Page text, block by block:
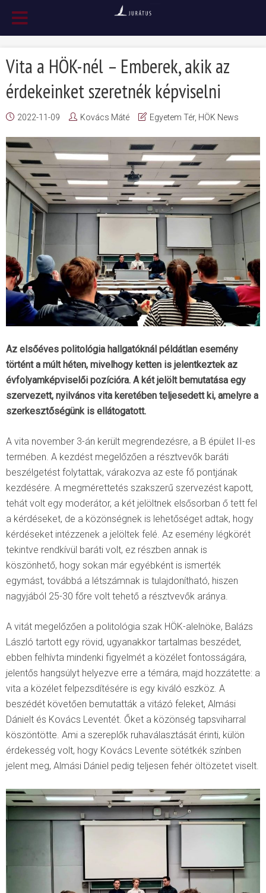
Vita a HÖK-nél – Emberek, akik az
érdekeinket szeretnék képviselni
2022-11-09 Kovács Máté Egyetem Tér, HÖK News
Az elsőéves politológia hallgatóknál példátlan esemény
történt a múlt héten, mivelhogy ketten is jelentkeztek az
évfolyamképviselői pozícióra. A két jelölt bemutatása egy
szervezett, nyilvános vita keretében teljesedett ki, amelyre a
szerkesztőségünk is ellátogatott.
A vita november 3-án került megrendezésre, a B épület II-es
termében. A kezdést megelőzően a résztvevők baráti
beszélgetést folytattak, várakozva az este fő pontjának
kezdésére. A megmérettetés szakszerű szervezést kapott,
tehát volt egy moderátor, a két jelöltnek elsősorban ő tett fel
a kérdéseket, de a közönségnek is lehetőséget adtak, hogy
kérdéseket intézzenek a jelöltek felé. Az esemény légkörét
tekintve rendkívül baráti volt, ez részben annak is
köszönhető, hogy sokan már egyébként is ismerték
egymást, továbbá a létszámnak is tulajdonítható, hiszen
nagyjából 25-30 főre volt tehető a résztvevők aránya.
A vitát megelőzően a politológia szak HÖK-alelnöke, Balázs
László tartott egy rövid, ugyanakkor tartalmas beszédet,
ebben felhívta mindenki figyelmét a közélet fontosságára,
jelentős hangsúlyt helyezve erre a témára, majd hozzátette: a
vita a közélet felpezsdítésére is egy kiváló eszköz. A
beszédét követően bemutatták a vitázó feleket, Almási
Dánielt és Kovács Leventét. Őket a közönség tapsviharral
köszöntötte. Ami a szereplők ruhaválasztását érinti, külön
érdekesség volt, hogy Kovács Levente sötétkék színben
jelent meg, Almási Dániel pedig teljesen fehér öltözetet viselt.